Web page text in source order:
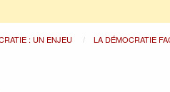
: UN ENJEU LA DÉMOCRATIE